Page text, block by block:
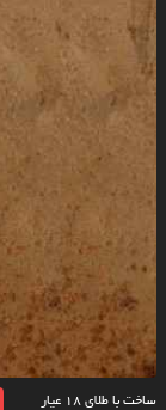
ساخت با طلای ۱۸ عیار